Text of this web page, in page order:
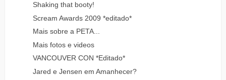
Shaking that booty!
Scream Awards 2009 *editado*
Mais sobre a PETA...
Mais fotos e videos
VANCOUVER CON *Editado*
Jared e Jensen em Amanhecer?